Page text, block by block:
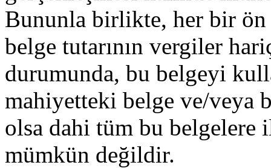
Bununla birlikte, her bir
belge tutarının vergiler
durumunda, bu belgeyi
mahiyetteki belge ve/veya
olsa dahi tüm bu belgelere
mümkün değildir.